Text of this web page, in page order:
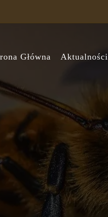
Główna Aktualności